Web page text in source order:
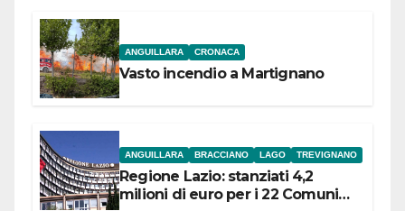
ANGUILLARA CRONACA
Vasto incendio a Martignano
ANGUILLARA BRACCIANO LAGO TREVIGNANO
Regione Lazio: stanziati 4,2
milioni di euro per i 22 Comuni